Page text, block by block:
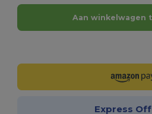
Aan winkelwagen
Express